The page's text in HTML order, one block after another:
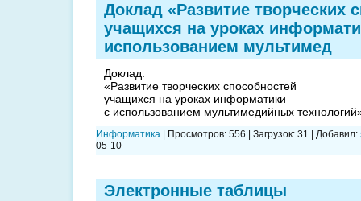
Доклад «Развитие творческих
учащихся на уроках
использованием мультимед
Доклад:
«Развитие творческих способностей
учащихся на уроках информатики
с использованием мультимедийных
Информатика Просмотров: 556 Загрузок: 31 Добавил:
05-10
Электронные таблицы